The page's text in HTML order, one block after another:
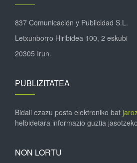
837 Comunicación y Publicidad S.L.
Letxunborro Hiribidea 100, 2 eskubi
20305 Irun.
PUBLIZITATEA
Bidali ezazu posta elektroniko bat
helbidetara informazio guztia
NON LORTU